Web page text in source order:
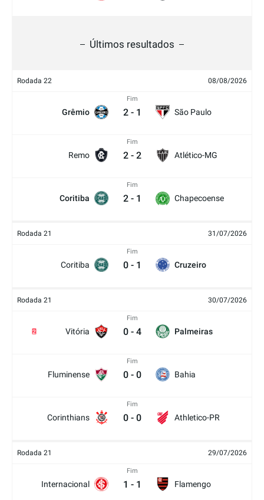
Últimos resultados
Rodada 22 08/08/2026
Grêmio
Fim
2 - 1 São Paulo
Remo
Fim
2 - 2 Atlético-MG
Coritiba
Fim
2 - 1 Chapecoense
Rodada 21 31/07/2026
Coritiba
Fim
0 - 1 Cruzeiro
Rodada 21 30/07/2026
Vitória
2
Fim
0 - 4 Palmeiras
Fluminense
Fim
0 - 0 Bahia
Corinthians
Fim
0 - 0 Athletico-PR
Rodada 21 29/07/2026
Internacional
Fim
1 - 1 Flamengo